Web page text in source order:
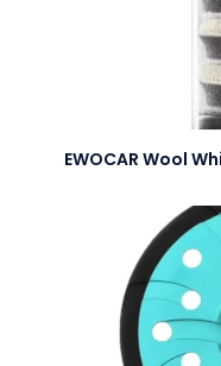
EWOCAR Wool